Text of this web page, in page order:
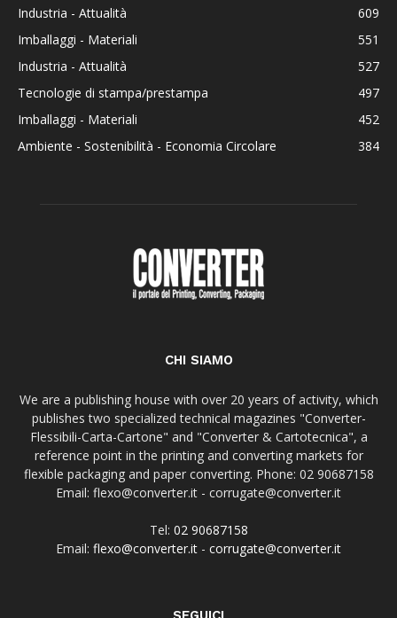
Industria - Attualità
609
Imballaggi - Materiali
551
Industria - Attualità
527
Tecnologie di stampa/prestampa
497
Imballaggi - Materiali
452
Ambiente - Sostenibilità - Economia Circolare
384
CHI SIAMO
We are a publishing house with over 20 years of activity, which
publishes two specialized technical magazines "Converter-
Flessibili-Carta-Cartone" and "Converter & Cartotecnica", a
reference point in the printing and converting markets for
flexible packaging and paper converting. Phone: 02 90687158
Email: flexo@converter.it - corrugate@converter.it
Tel: 02 90687158
Email: flexo@converter.it - corrugate@converter.it